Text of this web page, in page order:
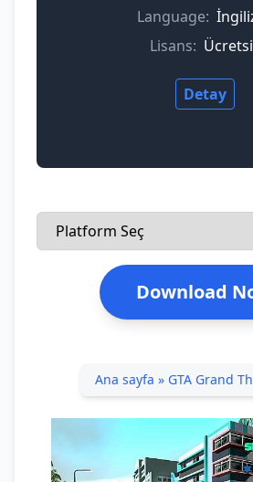
Language:
Lisans:
Detay
Download
Ana sayfa » GTA Grand